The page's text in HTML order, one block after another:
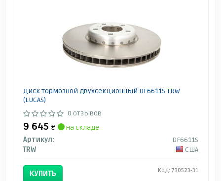
Диск тормозной двухсекционный DF6611S TRW
(LUCAS)
0 отзывов
9 645 ₴
на складе
Артикул:
DF6611S
TRW
США
КУПИТЬ Код: 730523-31